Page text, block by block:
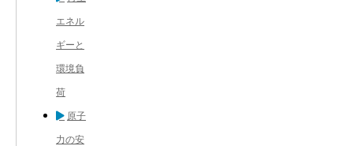
エネル
ギーと
環境負
荷
原子
力の安